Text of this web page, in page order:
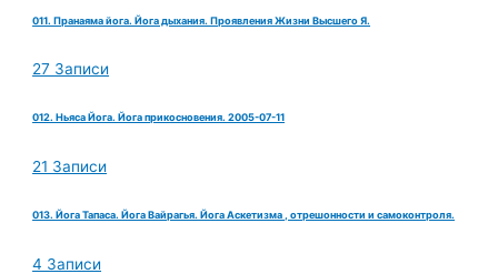
011. Пранаяма йога. Йога дыхания. Проявления Жизни Высшего Я.
27 Записи
012. Ньяса Йога. Йога прикосновения. 2005-07-11
21 Записи
013. Йога Тапаса. Йога Вайрагья. Йога Аскетизма , отрешонности и самоконтроля.
4 Записи